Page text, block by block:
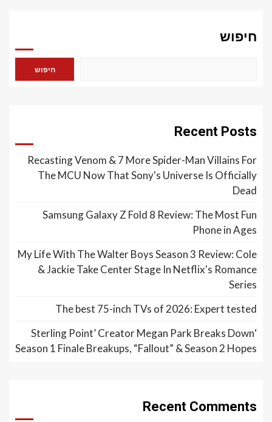
חיפוש
חיפוש
Recent Posts
Recasting Venom & 7 More Spider-Man Villains For
The MCU Now That Sony's Universe Is Officially
Dead
Samsung Galaxy Z Fold 8 Review: The Most Fun
Phone in Ages
My Life With The Walter Boys Season 3 Review: Cole
& Jackie Take Center Stage In Netflix's Romance
Series
The best 75-inch TVs of 2026: Expert tested
‘Sterling Point’ Creator Megan Park Breaks Down
Season 1 Finale Breakups, “Fallout” & Season 2 Hopes
Recent Comments